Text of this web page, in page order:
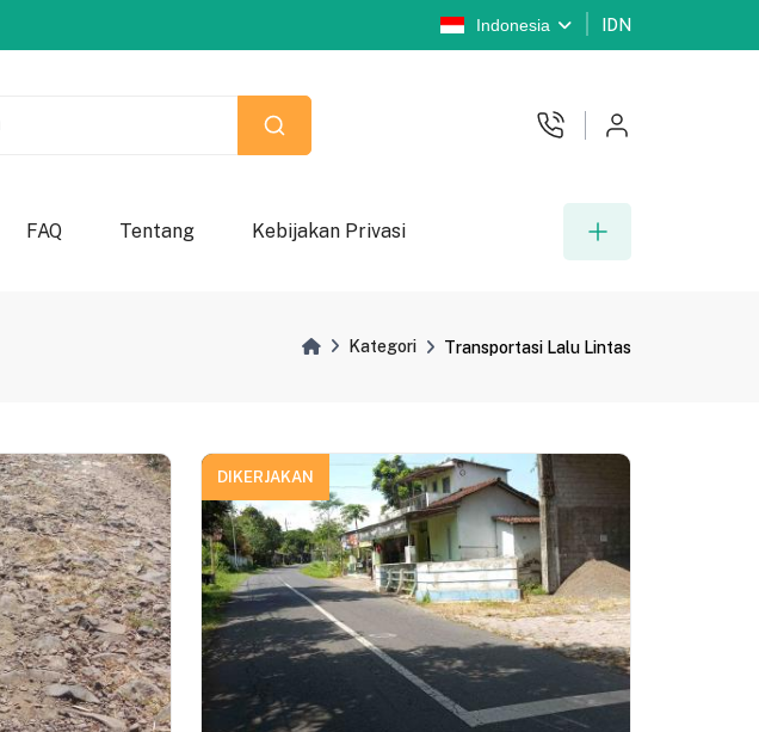
Indonesia IDN
FAQ Tentang Kebijakan Privasi
Kategori Transportasi Lalu Lintas
DIKERJAKAN